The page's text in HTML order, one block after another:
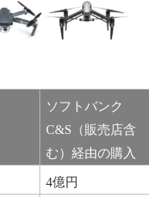
ソフトバンク
C&S （販売店含
む）経由の購入
4億円